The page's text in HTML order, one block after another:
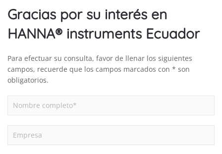
Gracias por su interés en
HANNA® instruments Ecuador
Para efectuar su consulta, favor de llenar los siguientes
campos, recuerde que los campos marcados con * son
obligatorios.